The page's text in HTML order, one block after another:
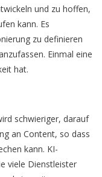
und zu hoffen,
kann. Es
zu definieren
Einmal eine
hat.
schwieriger, darauf
an Content, so dass
kann. KI-
viele Dienstleister